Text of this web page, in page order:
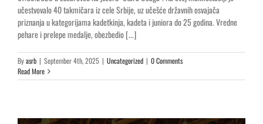
učestvovalo 40 takmičara iz cele Srbije, uz učešće državnih osvajača
priznanja u kategorijama kadetkinja, kadeta i juniora do 25 godina. Vredne
pehare i prelepe medalje, obezbedio [...]
Byasrb | September 4th, 2025 | Uncategorized | 0 Comments
Read More